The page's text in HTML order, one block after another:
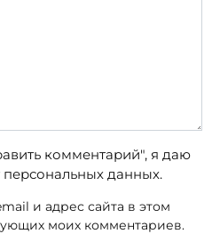
комментарий", я даю
персональных данных.
и адрес сайта в этом
моих комментариев.